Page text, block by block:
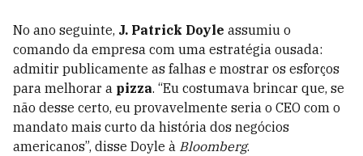
No ano seguinte, J. Patrick Doyle assumiu o
comando da empresa com uma estratégia ousada:
admitir publicamente as falhas e mostrar os esforços
para melhorar a pizza. “Eu costumava brincar que, se
não desse certo, eu provavelmente seria o CEO com o
mandato mais curto da história dos negócios
americanos”, disse Doyle à Bloomberg.